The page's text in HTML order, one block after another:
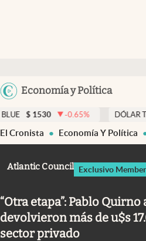
Economía y Política
Members
Economía y Política
Finanzas y Mercados
Columnistas
Otras secciones
-0.65% DÓLAR TARJETA $
El Cronista Economía Y Política
Atlantic Council Exclusivo
“Otra etapa”: Pablo
devolvieron más de u$s
sector privado